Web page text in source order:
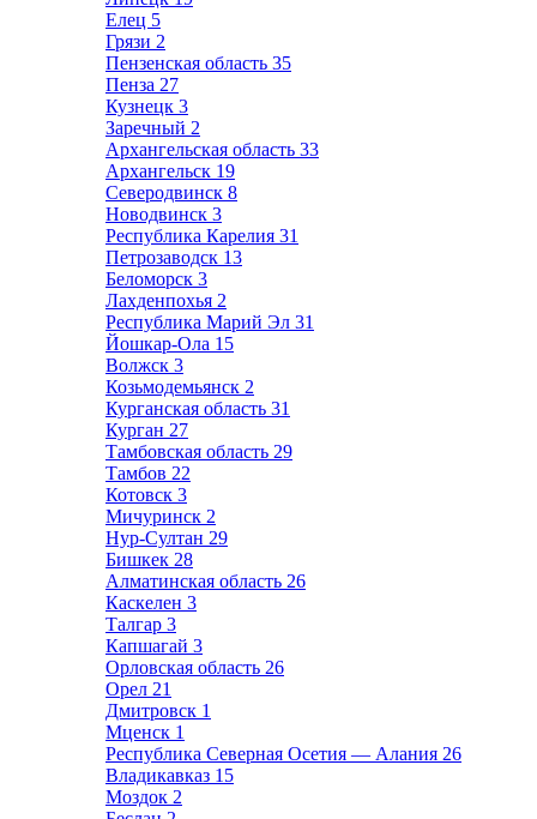
Елец 5
Грязи 2
Пензенская область 35
Пенза 27
Кузнецк 3
Заречный 2
Архангельская область 33
Архангельск 19
Северодвинск 8
Новодвинск 3
Республика Карелия 31
Петрозаводск 13
Беломорск 3
Лахденпохья 2
Республика Марий Эл 31
Йошкар-Ола 15
Волжск 3
Козьмодемьянск 2
Курганская область 31
Курган 27
Тамбовская область 29
Тамбов 22
Котовск 3
Мичуринск 2
Нур-Султан 29
Бишкек 28
Алматинская область 26
Каскелен 3
Талгар 3
Капшагай 3
Орловская область 26
Орел 21
Дмитровск 1
Мценск 1
Республика Северная Осетия — Алания 26
Владикавказ 15
Моздок 2